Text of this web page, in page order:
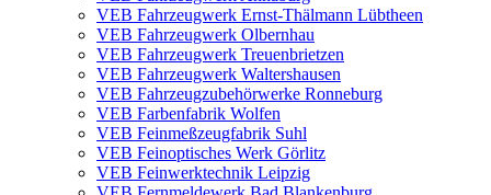
VEB Fahrzeugwerk Ernst-Thälmann Lübtheen
VEB Fahrzeugwerk Olbernhau
VEB Fahrzeugwerk Treuenbrietzen
VEB Fahrzeugwerk Waltershausen
VEB Fahrzeugzubehörwerke Ronneburg
VEB Farbenfabrik Wolfen
VEB Feinmeßzeugfabrik Suhl
VEB Feinoptisches Werk Görlitz
VEB Feinwerktechnik Leipzig